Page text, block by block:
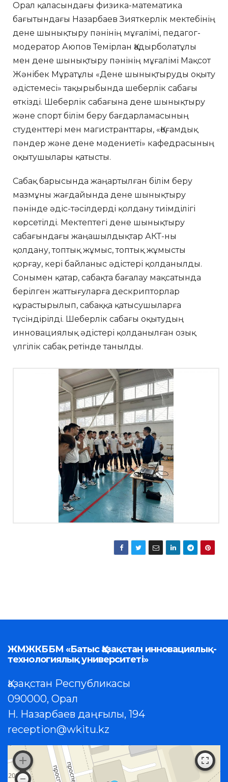
Орал қаласындағы физика-математика
бағытындағы Назарбаев Зияткерлік мектебінің
дене шынықтыру пәнінің мұғалімі, педагог-
модератор Аюпов Темірлан Қадырболатұлы
мен дене шынықтыру пәнінің мұғалімі Мақсот
Жәнібек Мұратұлы «Дене шынықтыруды оқыту
әдістемесі» тақырыбында шеберлік сабағы
өткізді. Шеберлік сабағына дене шынықтыру
және спорт білім беру бағдарламасының
студенттері мен магистранттары, «Қоғамдық
пәндер және дене мәдениеті» кафедрасының
оқытушылары қатысты.
Сабақ барысында жаңартылған білім беру
мазмұны жағдайында дене шынықтыру
пәнінде әдіс-тәсілдерді қолдану тиімділігі
көрсетілді. Мектептегі дене шынықтыру
сабағындағы жаңашылдықтар АКТ-ны
қолдану, топтық жұмыс, топтық жұмысты
қорғау, кері байланыс әдістері қолданылды.
Сонымен қатар, сабақта бағалау мақсатында
берілген жаттығуларға дескрипторлар
құрастырылып, сабаққа қатысушыларға
түсіндірілді. Шеберлік сабағы оқытудың
инновациялық әдістері қолданылған озық
үлгілік сабақ ретінде танылды.
ЖМЖКББМ «Батыс Қазақстан инновациялық-
технологиялық университеті»
Қазақстан Республикасы
090000, Орал
Н. Назарбаев даңғылы, 194
reception@wkitu.kz